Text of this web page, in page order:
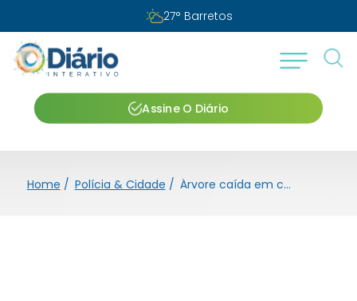
27° Barretos
Assine O Diário
Home / Polícia & Cidade / Árvore caída em córrego é removida na Praça da Primavera